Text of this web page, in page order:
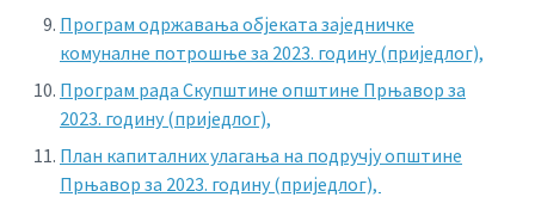
Програм одржавања објеката заједничке
комуналне потрошње за 2023. годину (приједлог),
Програм рада Скупштине општине Прњавор за
2023. годину (приједлог),
План капиталних улагања на подручју општине
Прњавор за 2023. годину (приједлог),